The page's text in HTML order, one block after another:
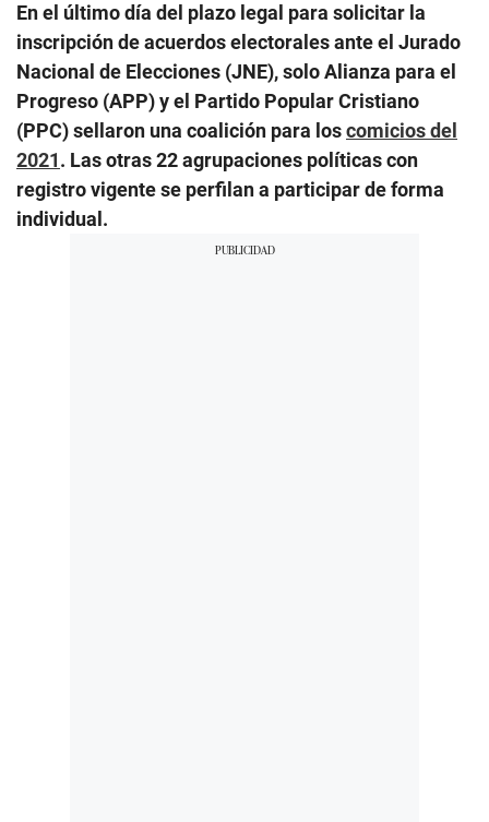
En el último día del plazo legal para solicitar la
inscripción de acuerdos electorales ante el Jurado
Nacional de Elecciones (JNE), solo Alianza para el
Progreso (APP) y el Partido Popular Cristiano
(PPC) sellaron una coalición para loscomicios del
2021. Las otras 22 agrupaciones políticas con
registro vigente se perfilan a participar de forma
individual.